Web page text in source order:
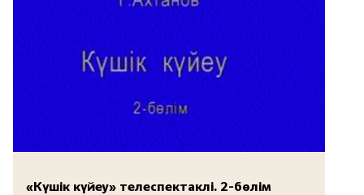
«Күшік күйеу» телеспектаклі. 2-бөлім